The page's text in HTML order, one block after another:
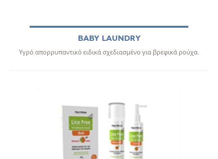
BABY LAUNDRY
Υγρό απορρυπαντικό ειδικά σχεδιασμένο για βρεφικά ρούχα.